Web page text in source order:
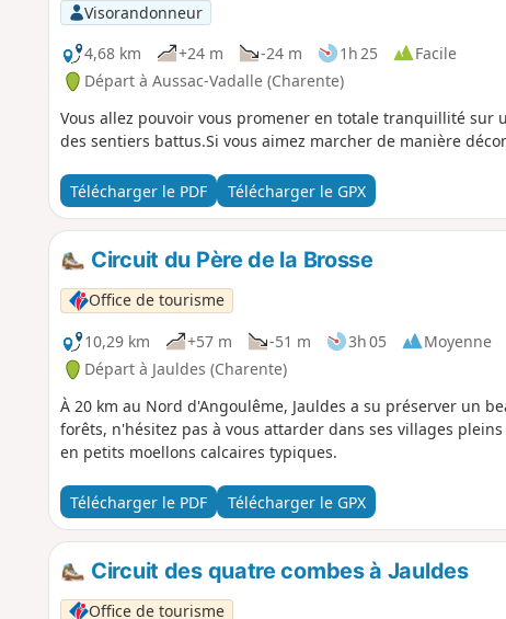
Visorandonneur
4,68 km
+24 m -24 m 1h 25
Facile
Départ à Aussac-Vadalle (Charente)
Vous allez pouvoir vous promener en totale tranquillité
des sentiers battus.Si vous aimez marcher de manière
Télécharger le PDF Télécharger le GPX
Circuit du Père de la Brosse
Office de tourisme
10,29 km
+57 m -51 m 3h 05
Moyenne
Départ à Jauldes (Charente)
À 20 km au Nord d'Angoulême, Jauldes a su préserver un
forêts, n'hésitez pas à vous attarder dans ses villages
en petits moellons calcaires typiques.
Télécharger le PDF Télécharger le GPX
Circuit des quatre combes à Jauldes
Office de tourisme